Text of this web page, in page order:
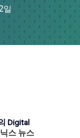
일
Digital
스 뉴스